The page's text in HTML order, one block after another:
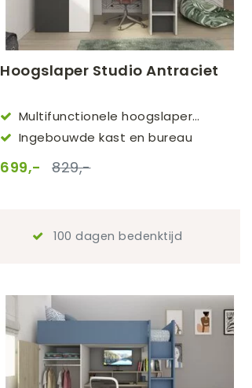
Hoogslaper Studio Antraciet
Multifunctionele hoogslaper
(90x200cm)
Ingebouwde kast en bureau
699,- 829,-
100 dagen bedenktijd